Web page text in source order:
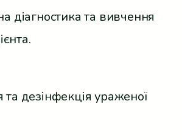
діагностика та вивчення
дезінфекція ураженої